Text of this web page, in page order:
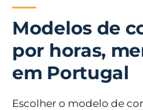
Modelos de
por horas,
em Portugal
Escolher o modelo de